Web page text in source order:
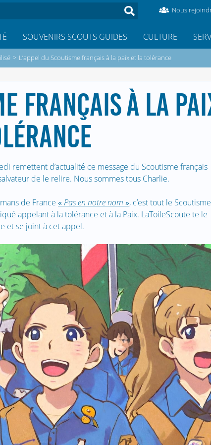
Nous
SOUVENIRS SCOUTS GUIDES CULTURE
> L’appel du Scoutisme français à la paix et la tolérance
FRANÇAIS À LA
remettent d’actualité ce message du Scoutisme français
de le relire. Nous sommes tous Charlie.
de France « Pas en notre nom », c’est tout le Scoutisme
appelant à la tolérance et à la Paix. LaToileScoute te le
et se joint à cet appel.